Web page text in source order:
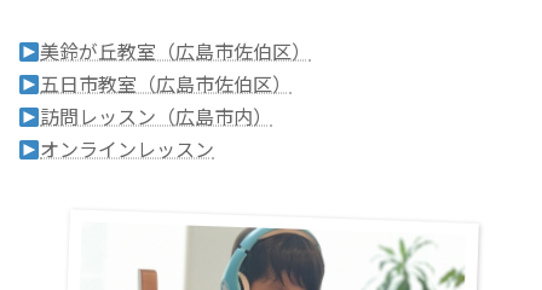
美鈴が丘教室（広島市佐伯区）
五日市教室（広島市佐伯区）
訪問レッスン（広島市内）
オンラインレッスン